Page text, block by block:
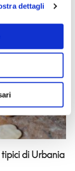
dettagli
di Urbania